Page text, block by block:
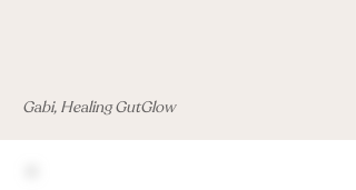
Gabi, Healing GutGlow